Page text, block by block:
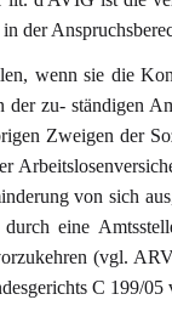
in der
wenn sie die
der zu- ständigen
Zweigen der
von sich
eine
(vgl.
C 199/05